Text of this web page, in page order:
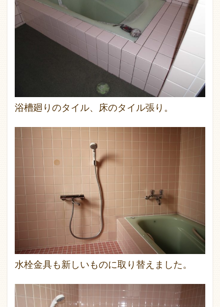
浴槽廻りのタイル、床のタイル張り。
水栓金具も新しいものに取り替えました。